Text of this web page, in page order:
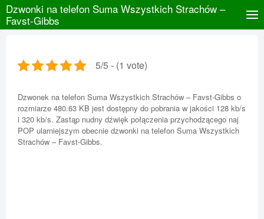
Dzwonki na telefon Suma Wszystkich Strachów –
Favst-Gibbs
5/5 - (1 vote)
Dzwonek na telefon Suma Wszystkich Strachów – Favst-Gibbs o
rozmiarze 480.63 KB jest dostępny do pobrania w jakości 128 kb/s
i 320 kb/s. Zastąp nudny dźwięk połączenia przychodzącego naj
POP ularniejszym obecnie dzwonki na telefon Suma Wszystkich
Strachów – Favst-Gibbs.